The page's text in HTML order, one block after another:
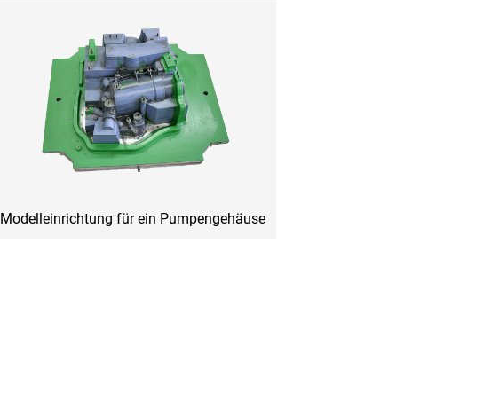
Modelleinrichtung für ein Pumpengehäuse